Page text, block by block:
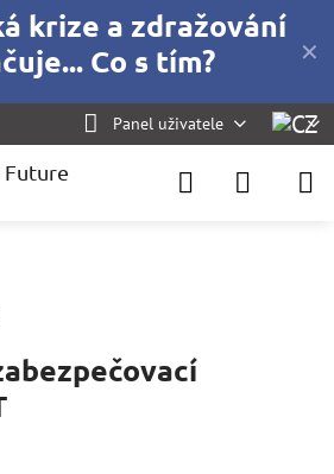
✕
krize a zdražování
Co s tím?
Panel uživatele
Future